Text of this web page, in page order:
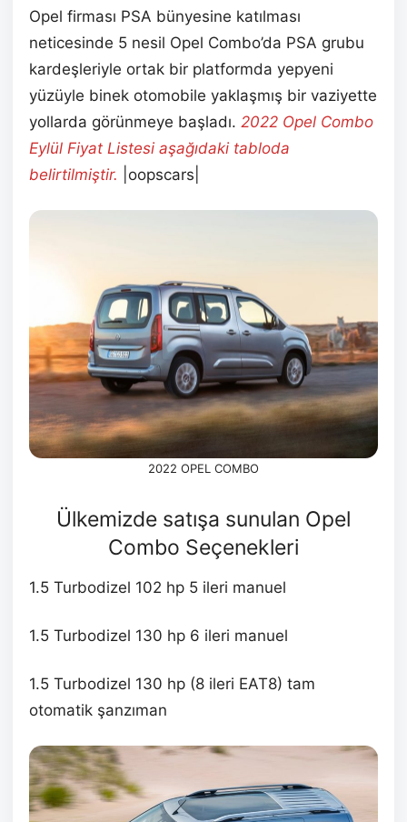
Opel firması PSA bünyesine katılması
neticesinde 5 nesil Opel Combo’da PSA grubu
kardeşleriyle ortak bir platformda yepyeni
yüzüyle binek otomobile yaklaşmış bir vaziyette
yollarda görünmeye başladı. 2022 Opel Combo
Eylül Fiyat Listesi aşağıdaki tabloda
belirtilmiştir.
|oopscars|
2022 OPEL COMBO
Ülkemizde satışa sunulan Opel
Combo Seçenekleri
1.5 Turbodizel 102 hp 5 ileri manuel
1.5 Turbodizel 130 hp 6 ileri manuel
1.5 Turbodizel 130 hp (8 ileri EAT8) tam
otomatik şanzıman